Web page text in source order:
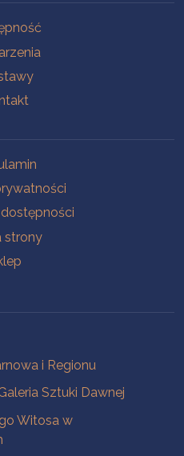
strony
i Regionu
Sztuki Dawnej
Witosa w